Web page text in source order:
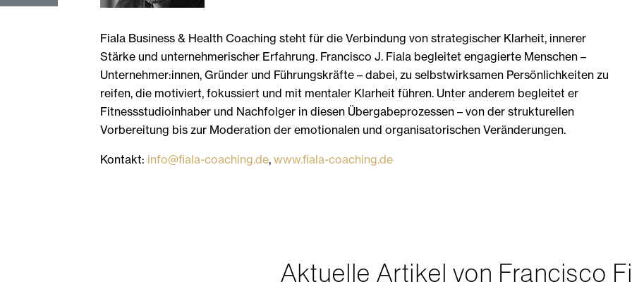
Fiala Business & Health Coaching steht für die Verbindung von strategischer Klarheit, innerer
Stärke und unternehmerischer Erfahrung. Francisco J. Fiala begleitet engagierte Menschen –
Unternehmer:innen, Gründer und Führungskräfte – dabei, zu selbstwirksamen Persönlichkeiten zu
reifen, die motiviert, fokussiert und mit mentaler Klarheit führen. Unter anderem begleitet er
Fitnessstudioinhaber und Nachfolger in diesen Übergabeprozessen – von der strukturellen
Vorbereitung bis zur Moderation der emotionalen und organisatorischen Veränderungen.
Kontakt: info@fiala-coaching.de,www.fiala-coaching.de
Aktuelle Artikel von Francisco